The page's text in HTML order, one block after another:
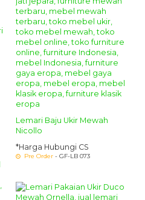
Lemari Baju Ukir Mewah
Nicollo
*Harga Hubungi CS
Pre Order - GF-LB 073